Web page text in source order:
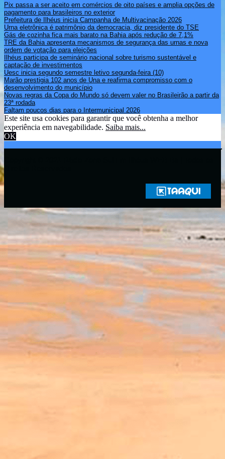
Pix passa a ser aceito em comércios de oito países e amplia opções de
pagamento para brasileiros no exterior
Prefeitura de Ilhéus inicia Campanha de Multivacinação 2026
Urna eletrônica é patrimônio da democracia, diz presidente do TSE
Gás de cozinha fica mais barato na Bahia após redução de 7,1%
TRE da Bahia apresenta mecanismos de segurança das urnas e nova
ordem de votação para eleições
Ilhéus participa de seminário nacional sobre turismo sustentável e
captação de investimentos
Uesc inicia segundo semestre letivo segunda-feira (10)
Marão prestigia 102 anos de Una e reafirma compromisso com o
desenvolvimento do município
Novas regras da Copa do Mundo só devem valer no Brasileirão a partir da
23ª rodada
Faltam poucos dias para o Intermunicipal 2026
Este site usa cookies para garantir que você obtenha a melhor
experiência em navegabilidade. Saiba mais...
OK